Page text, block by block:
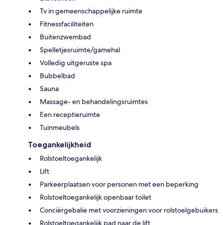
Tv in gemeenschappelijke ruimte
Fitnessfaciliteiten
Buitenzwembad
Spelletjesruimte/gamehal
Volledig uitgeruste spa
Bubbelbad
Sauna
Massage- en behandelingsruimtes
Een receptieruimte
Tuinmeubels
Toegankelijkheid
Rolstoeltoegankelijk
Lift
Parkeerplaatsen voor personen met een beperking
Rolstoeltoegankelijk openbaar toilet
Conciërgebalie met voorzieningen voor rolstoelgebuikers
Rolstoeltoegankelijk pad naar de lift